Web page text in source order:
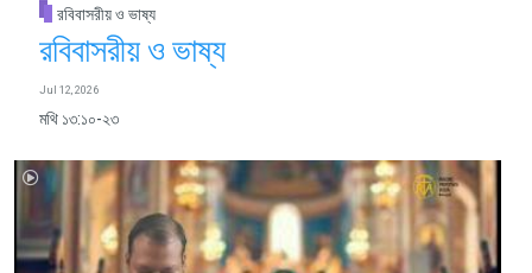
রবিবাসরীয় ও ভাষ্য
রবিবাসরীয় ও ভাষ্য
Jul 12, 2026
মথি ১৩:১০-২৩